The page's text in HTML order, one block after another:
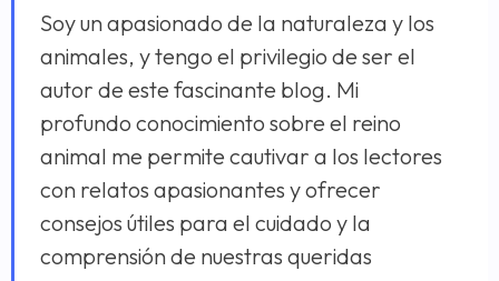
Soy un apasionado de la naturaleza y los
animales, y tengo el privilegio de ser el
autor de este fascinante blog. Mi
profundo conocimiento sobre el reino
animal me permite cautivar a los lectores
con relatos apasionantes y ofrecer
consejos útiles para el cuidado y la
comprensión de nuestras queridas